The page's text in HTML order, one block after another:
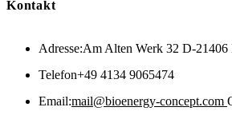
Kontakt
Adresse:Am Alten Werk 32 D-21406
Telefon+49 4134 9065474
Email:mail@bioenergy-concept.com